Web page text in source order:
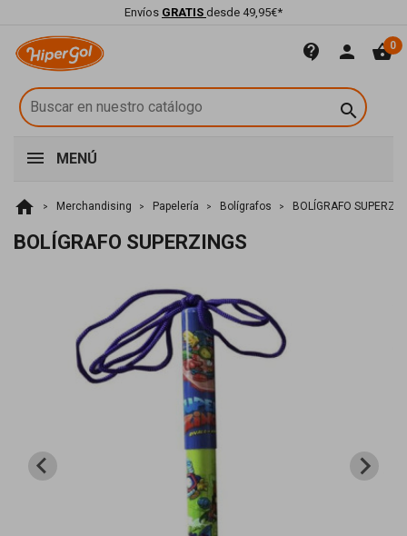
Envíos GRATIS desde 49,95€*
contact_support person shopping_basket0

MENÚ
home Merchandising Papelería Bolígrafos BOLÍGRAFO
BOLÍGRAFO SUPERZINGS